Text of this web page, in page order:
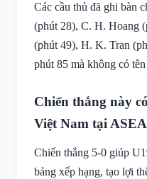
Các cầu thủ đã ghi bàn
(phút 28), C. H. Hoang
(phút 49), H. K. Tran
phút 85 mà không có
Chiến thắng này
Việt Nam tại
Chiến thắng 5-0 giúp
bảng xếp hạng, tạo lợi